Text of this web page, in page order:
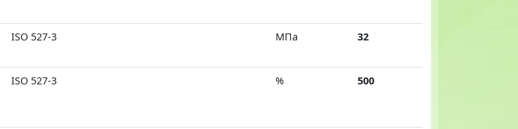
ISO 527-3 МПа 32
ISO 527-3 % 500